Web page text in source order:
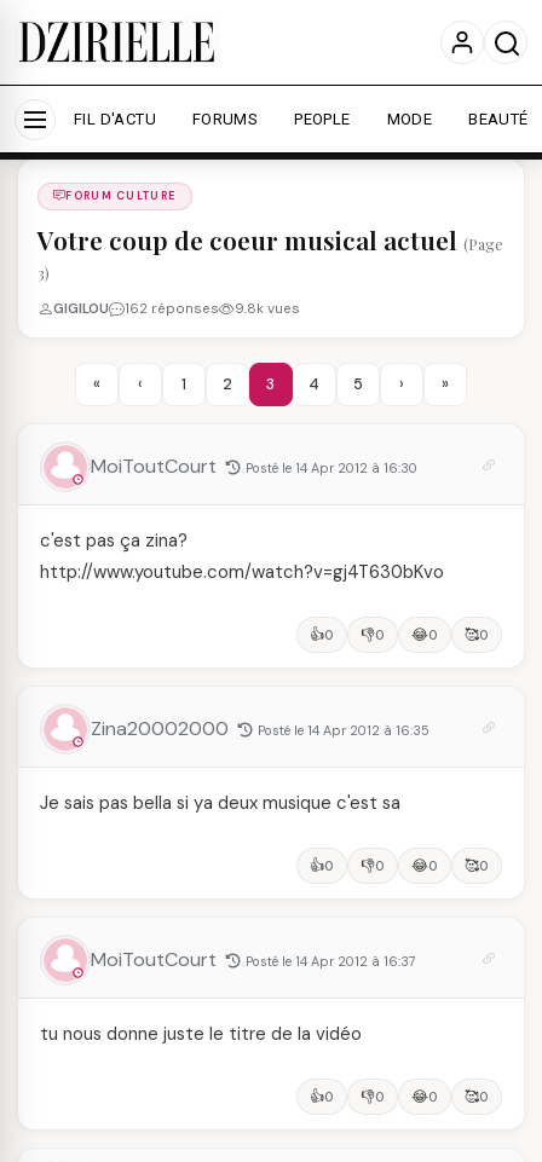
Nous utilisons des cookies pour améliorer votre
expérience et mesurer l'audience.
En savoir plus
Accepter tout Personnaliser
FIL D'ACTU FORUMS PEOPLE MODE BEAUTÉ
Forums
FORUM CULTURE
Votre coup de coeur musical actuel (Page
3)
GIGILOU 162 réponses 9.8k vues
« ‹ 1 2 3 4 5 › »
MoiToutCourt Posté le 14 Apr 2012 à 16:30
c'est pas ça zina?
http://www.youtube.com/watch?v=gj4T630bKvo
👍0 👎0 😂0 🥰0
Zina20002000 Posté le 14 Apr 2012 à 16:35
Je sais pas bella si ya deux musique c'est sa
👍0 👎0 😂0 🥰0
MoiToutCourt Posté le 14 Apr 2012 à 16:37
tu nous donne juste le titre de la vidéo
👍0 👎0 😂0 🥰0